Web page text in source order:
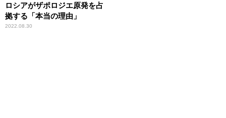
ロシアがザポロジエ原発を占
拠する「本当の理由」
2022.08.30